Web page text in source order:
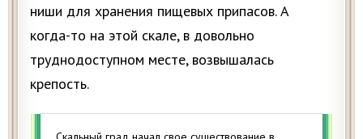
ниши для хранения пищевых припасов. А
когда-то на этой скале, в довольно
труднодоступном месте, возвышалась
крепость.